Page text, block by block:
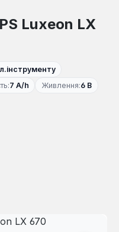
Luxeon LX
7 A/h Живлення:6 В